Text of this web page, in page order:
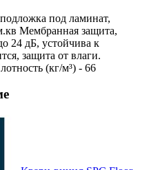
под ламинат,
Мембранная защита,
24 дБ, устойчива к
защита от влаги.
(кг/м³) - 66